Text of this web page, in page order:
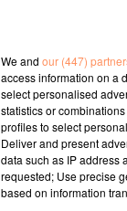
de
le réflexe qui
un bus
tomber dans
We and our (447)
access information on a
select personalised
statistics or
profiles to select
Deliver and present
data such as IP address
requested; Use precise
based on information